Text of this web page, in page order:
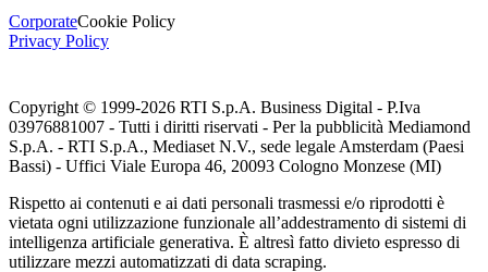
CorporateCookie Policy
Privacy Policy
Copyright © 1999-2026 RTI S.p.A. Business Digital - P.Iva
03976881007 - Tutti i diritti riservati - Per la pubblicità Mediamond
S.p.A. - RTI S.p.A., Mediaset N.V., sede legale Amsterdam (Paesi
Bassi) - Uffici Viale Europa 46, 20093 Cologno Monzese (MI)
Rispetto ai contenuti e ai dati personali trasmessi e/o riprodotti è
vietata ogni utilizzazione funzionale all’addestramento di sistemi di
intelligenza artificiale generativa. È altresì fatto divieto espresso di
utilizzare mezzi automatizzati di data scraping.